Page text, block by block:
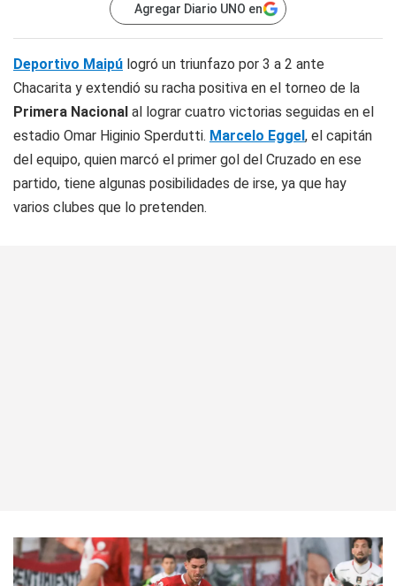
Agregar Diario UNO en
Deportivo Maipú logró un triunfazo por 3 a 2 ante
Chacarita y extendió su racha positiva en el torneo de la
Primera Nacional al lograr cuatro victorias seguidas en el
estadio Omar Higinio Sperdutti. Marcelo Eggel, el capitán
del equipo, quien marcó el primer gol del Cruzado en ese
partido, tiene algunas posibilidades de irse, ya que hay
varios clubes que lo pretenden.